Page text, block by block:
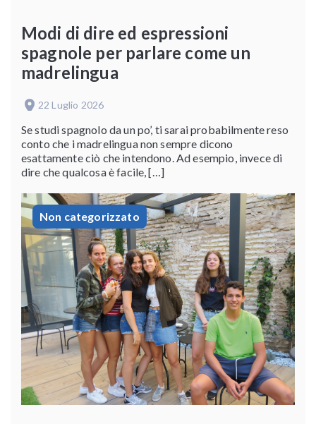
Modi di dire ed espressioni
spagnole per parlare come un
madrelingua
22 Luglio 2026
Se studi spagnolo da un po’, ti sarai probabilmente reso
conto che i madrelingua non sempre dicono
esattamente ciò che intendono. Ad esempio, invece di
dire che qualcosa è facile, […]
Non categorizzato